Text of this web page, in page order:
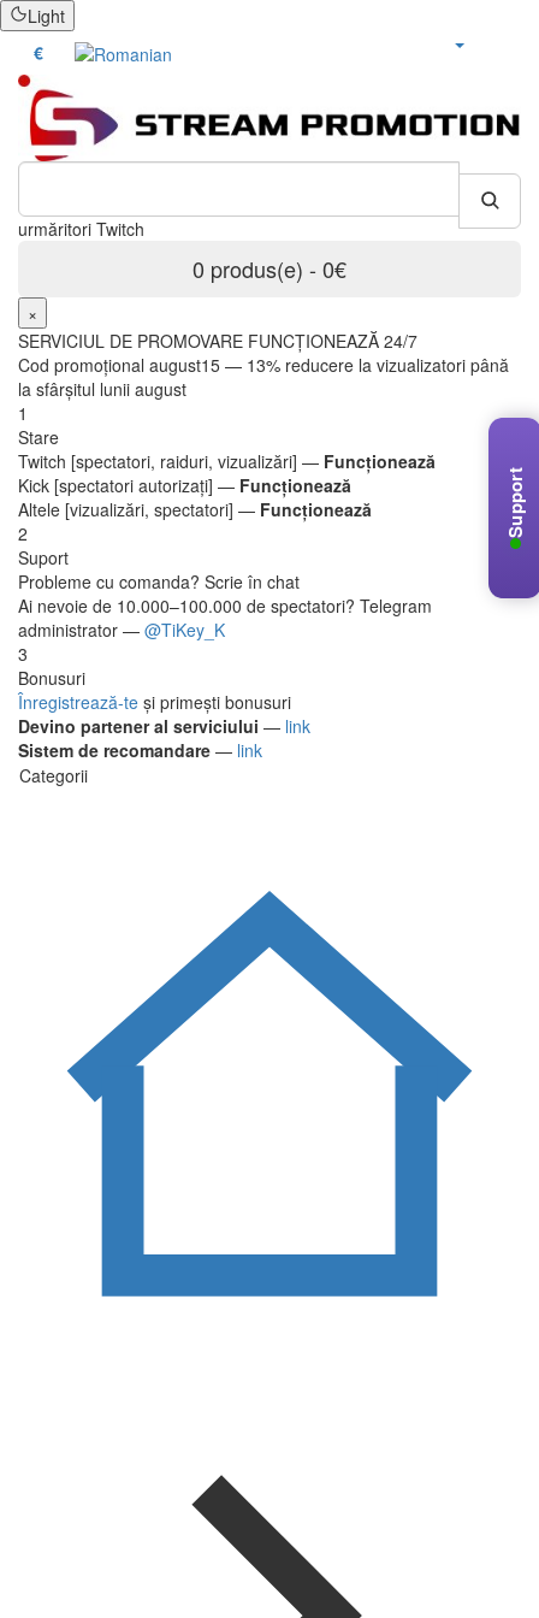
Light
Support
€
urmă
0 produs(e) - 0€
×
SERVICIUL DE PROMOVARE FUNCȚIONEAZĂ 24/7
Cod promoțional august15 — 13% reducere la vizualizatori până
la sfârșitul lunii august
1
Stare
Twitch [spectatori, raiduri, vizualizări] — Funcționează
Kick [spectatori autorizați] — Funcționează
Altele [vizualizări, spectatori] — Funcționează
2
Suport
Probleme cu comanda? Scrie în chat
Ai nevoie de 10.000–100.000 de spectatori? Telegram
administrator — @TiKey_K
3
Bonusuri
Înregistrează-te și primești bonusuri
Devino partener al serviciului — link
Sistem de recomandare — link
Categorii